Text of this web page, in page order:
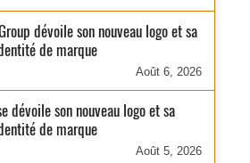
dévoile son nouveau logo et sa
de marque
Août 6, 2026
dévoile son nouveau logo et sa
de marque
Août 5, 2026